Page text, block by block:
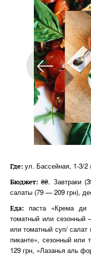
Где: ул. Бассейная, 1-3/
Бюджет: ₴₴. Завтраки
салаты (79 — 209 грн),
Еда: паста «Крема ди
томатный или сезонный
или томатный суп/ салат
пиканте», сезонный или
129 грн, «Лазанья аль